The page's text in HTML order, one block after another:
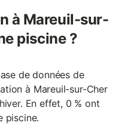
à Mareuil-sur-
piscine ?
de données de
à Mareuil-sur-Cher
En effet, 0 % ont
piscine.